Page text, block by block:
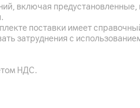
включая
поставки имеет
затруднения с
НДС.